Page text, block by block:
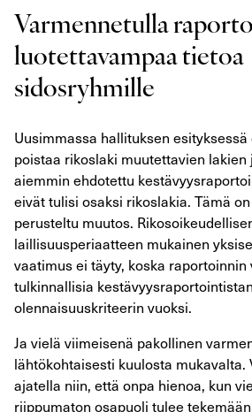
Varmennetulla
luotettavampaa tietoa
sidosryhmille
Uusimmassa hallituksen
poistaa rikoslaki muutettavien lakien
aiemmin ehdotettu
eivät tulisi osaksi rikoslakia. Tämä
perusteltu muutos.
laillisuusperiaatteen mukainen
vaatimus ei täyty, koska
tulkinnallisia
olennaisuuskriteerin vuoksi.
Ja vielä viimeisenä pakollinen
lähtökohtaisesti kuulosta mukavalta.
ajatella niin, että onpa hienoa, kun
riippumaton osapuoli tulee tekemään